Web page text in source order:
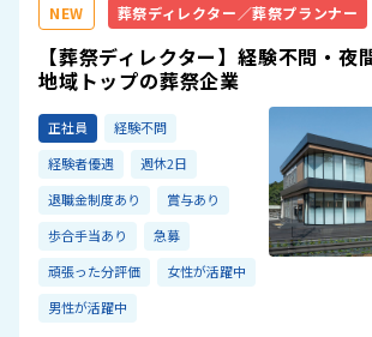
NEW 葬祭ディレクター／葬祭プランナー
【葬祭ディレクター】経験不問・夜
地域トップの葬祭企業
正社員
経験不問
経験者優遇
週休2日
退職金制度あり
賞与あり
歩合手当あり
急募
頑張った分評価
女性が活躍中
男性が活躍中